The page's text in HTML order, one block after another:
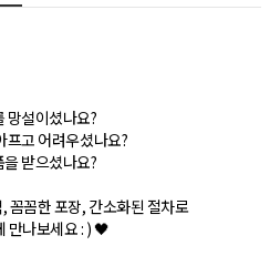
망설이셨나요?
프고 어려우셨나요?
받으셨나요?
꼼꼼한 포장, 간소화된 절차로
만나보세요 : ) 🖤